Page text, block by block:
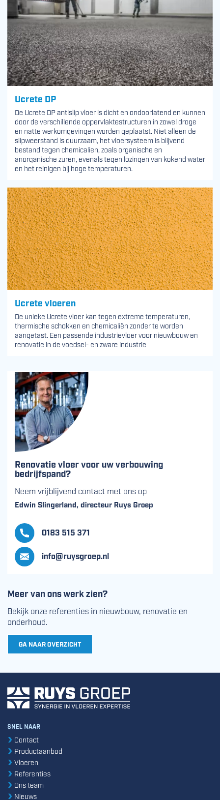
Ucrete DP
De Ucrete DP antislip vloer is dicht en ondoorlatend en kunnen
door de verschillende oppervlaktestructuren in zowel droge
en natte werkomgevingen worden geplaatst. Niet alleen de
slipweerstand is duurzaam, het vloersysteem is blijvend
bestand tegen chemicalien, zoals organische en
anorganische zuren, evenals tegen lozingen van kokend water
en het reinigen bij hoge temperaturen.
Ucrete vloeren
De unieke Ucrete vloer kan tegen extreme temperaturen,
thermische schokken en chemicaliën zonder te worden
aangetast. Een passende industrievloer voor nieuwbouw en
renovatie in de voedsel- en zware industrie
Renovatie vloer voor uw verbouwing
bedrijfspand?
Neem vrijblijvend contact met ons op
Edwin Slingerland, directeur Ruys Groep
0183 515 371
info@ruysgroep.nl
Meer van ons werk zien?
Bekijk onze referenties in nieuwbouw, renovatie en
onderhoud.
GA NAAR OVERZICHT
SNEL NAAR
Contact
Productaanbod
Vloeren
Referenties
Ons team
Nieuws